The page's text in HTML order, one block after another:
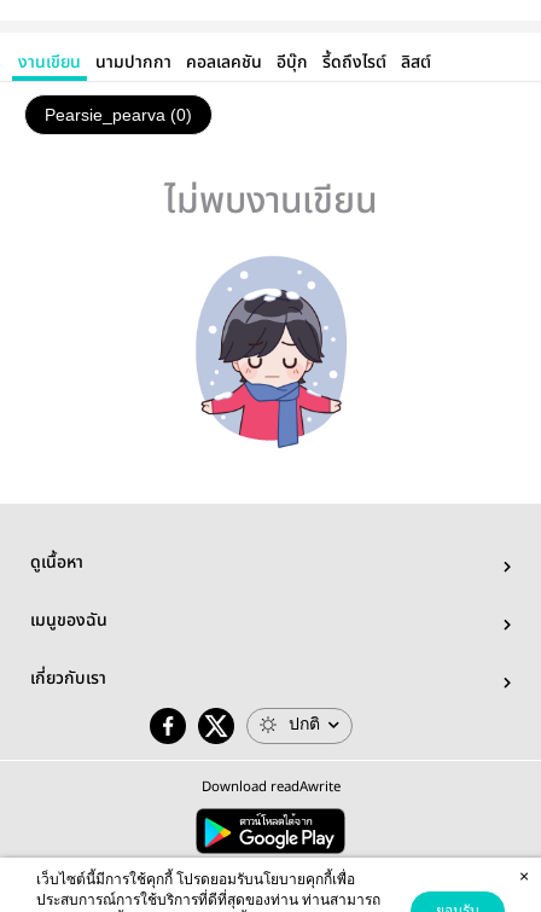
งานเขียน นามปากกา คอลเลคชัน อีบุ๊ก รี้ดถึงไรต์ ลิสต์
Pearsie_pearva (0)
ไม่พบงานเขียน
ดูเนื้อหา
เมนูของฉัน
เกี่ยวกับเรา
ปกติ
Download readAwrite
© 2026 readAwrite.com by MEB Corporation Public Company Limited
This site is protected by reCAPTCHA and the Google Privacy Policy Terms of Serviceapply.
เว็บไซต์นี้มีการใช้คุกกี้ โปรดยอมรับนโยบายคุกกี้เพื่อ
ประสบการณ์การใช้บริการที่ดีที่สุดของท่าน ท่านสามารถ
×